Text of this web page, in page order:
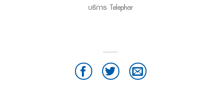
บริการ Telephar